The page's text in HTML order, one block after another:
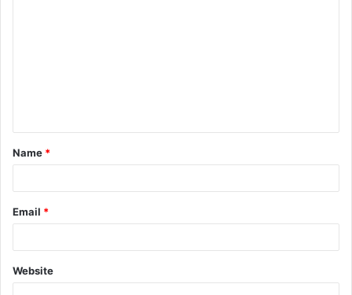
t
*
Name *
Email *
Website